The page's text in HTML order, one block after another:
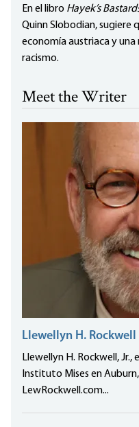
En el libro Hayek’s
Quinn Slobodian, sugiere
economía austriaca y
racismo.
Meet the Writer
Llewellyn H. Rockwell
Llewellyn H. Rockwell,
Instituto Mises en
LewRockwell.com...